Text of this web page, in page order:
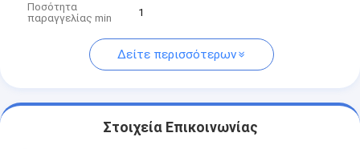
Ποσότητα
παραγγελίας min
1
Δείτε περισσότερων
Στοιχεία Επικοινωνίας